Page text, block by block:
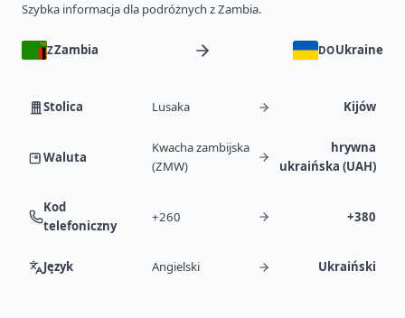
Szybka informacja dla podróżnych z Zambia.
ZZambia DOUkraine
Stolica Lusaka Kijów
Waluta
Kwacha zambijska
(ZMW)
hrywna
ukraińska (UAH)
Kod
telefoniczny
+260 +380
Język Angielski Ukraiński